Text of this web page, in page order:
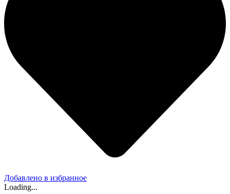
Добавлено в избранное
Loading...